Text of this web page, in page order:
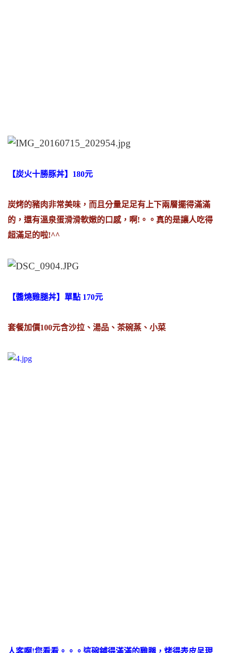
【炭火十勝豚丼】180元
炭烤的豬肉非常美味，而且分量足足有上下兩層擺得滿滿
的，還有溫泉蛋滑滑軟嫩的口感，啊!。。真的是讓人吃得
超滿足的啦!^^
【醬燒雞腿丼】單點 170元
套餐加價100元含沙拉、湯品、茶碗蒸、小菜